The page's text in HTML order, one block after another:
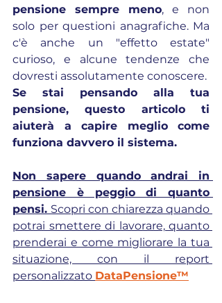
pensione sempre meno, e non
solo per questioni anagrafiche. Ma
c'è anche un "effetto estate"
curioso, e alcune tendenze che
dovresti assolutamente conoscere.
Se stai pensando alla tua
pensione, questo articolo ti
aiuterà a capire meglio come
funziona davvero il sistema.
Non sapere quando andrai in
pensione è peggio di quanto
pensi. Scopri con chiarezza quando
potrai smettere di lavorare, quanto
prenderai e come migliorare la tua
situazione, con il report
personalizzato DataPensione™